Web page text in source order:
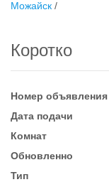
Можайск /
Коротко
Номер объявления
Дата подачи
Комнат
Обновленно
Тип